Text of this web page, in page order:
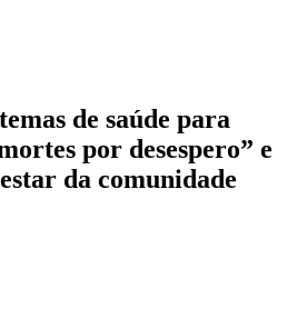
de saúde para
por desespero” e
da comunidade